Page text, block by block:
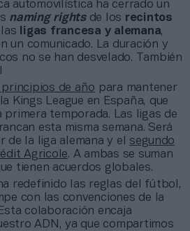
automovilística ha cerrado un
naming rightsde los recintos
ligas francesa y alemana,
un comunicado. La duración y
no se han desvelado. También
principios de año para mantener
Kings League en España, que
primera temporada. Las ligas de
esta misma semana. Será
de la liga alemana y el segundo
Agricole. A ambas se suman
tienen acuerdos globales.
redefinido las reglas del fútbol,
con las convenciones de la
colaboración encaja
ADN, ya que compartimos